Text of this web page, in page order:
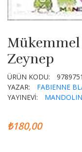
Mükemmel
Zeynep
ÜRÜN KODU:
YAZAR:
FABIENNE
YAYINEVİ:
₺180,00